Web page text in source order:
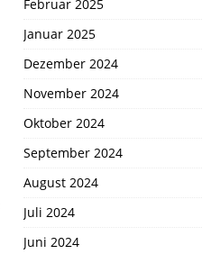
Februar 2025
Januar 2025
Dezember 2024
November 2024
Oktober 2024
September 2024
August 2024
Juli 2024
Juni 2024